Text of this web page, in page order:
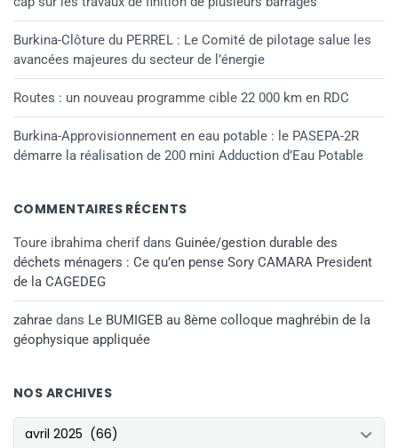
Burkina-Clôture du PERREL : Le Comité de pilotage salue les
avancées majeures du secteur de l’énergie
Routes : un nouveau programme cible 22 000 km en RDC
Burkina-Approvisionnement en eau potable : le PASEPA-2R
démarre la réalisation de 200 mini Adduction d’Eau Potable
COMMENTAIRES RÉCENTS
Toure ibrahima cherifdans Guinée/gestion durable des
déchets ménagers : Ce qu’en pense Sory CAMARA President
de la CAGEDEG
zahrae dans Le BUMIGEB au 8ème colloque maghrébin de la
géophysique appliquée
NOS ARCHIVES
NOS ARCHIVES